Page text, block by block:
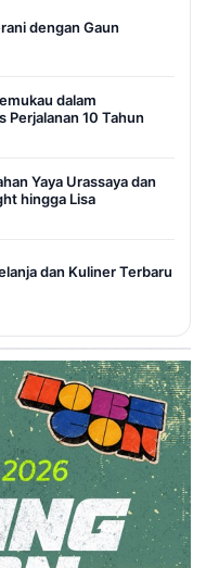
dengan Gaun
dalam
Perjalanan 10 Tahun
Yaya Urassaya dan
hingga Lisa
dan Kuliner Terbaru